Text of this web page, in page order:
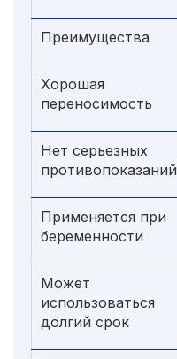
Преимущества
Хорошая
переносимость
Нет серьезных
противопоказаний
Применяется при
беременности
Может
использоваться
долгий срок